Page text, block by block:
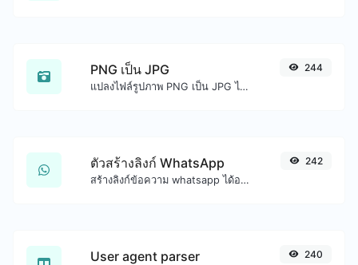
PNG เป็น JPG
แปลงไฟล์รูปภาพ PNG เป็น JPG ได้อย่างง่ายดาย
244
ตัวสร้างลิงก์ WhatsApp
สร้างลิงก์ข้อความ whatsapp ได้อย่างง่ายดาย
242
User agent parser 240